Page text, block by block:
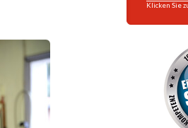
Klicken Sie